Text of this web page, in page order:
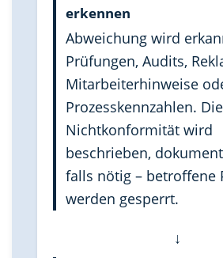
erkennen
Abweichung wird
Prüfungen, Audits,
Mitarbeiterhinweise
Prozesskennzahlen. Die
Nichtkonformität wird
beschrieben,
falls nötig – betroffene
werden gesperrt.
↓